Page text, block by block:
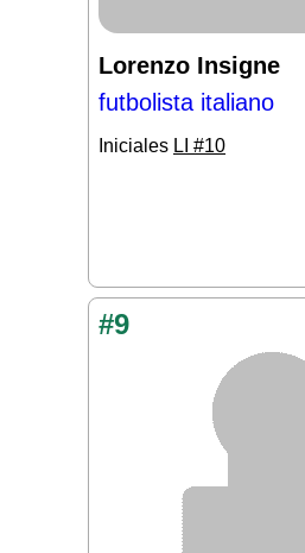
Lorenzo Insigne
futbolista italiano
Iniciales LI #10
#9